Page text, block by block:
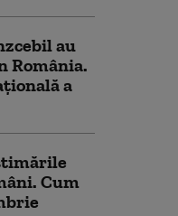
au
România.
a
Cum